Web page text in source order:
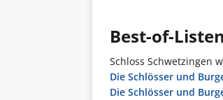
Best-of-Listen
Schloss Schwetzingen
Die Schlösser und
Die Schlösser und